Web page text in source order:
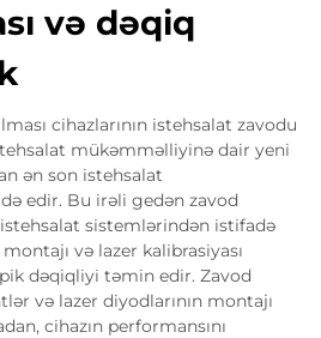
və dəqiq
cihazlarının istehsalat zavodu
mükəmməlliyinə dair yeni
ən son istehsalat
edir. Bu irəli gedən zavod
sistemlərindən istifadə
və lazer kalibrasiyası
dəqiqliyi təmin edir. Zavod
və lazer diyodlarının montajı
cihazın performansını